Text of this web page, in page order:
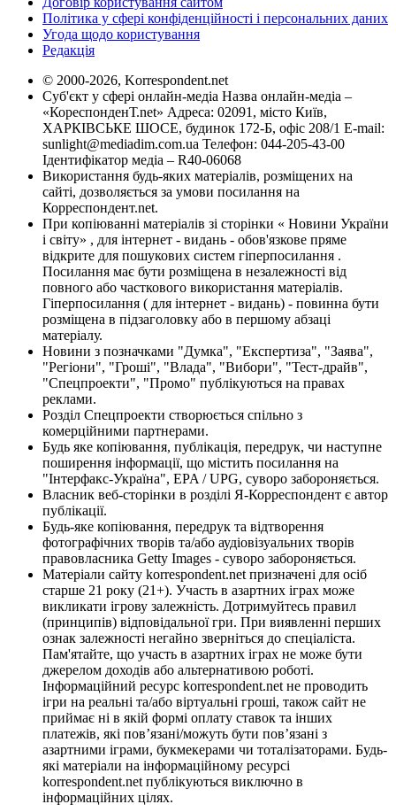
Політика у сфері конфіденційності і персональних даних
Угода щодо користування
Редакція
© 2000-2026, Korrespondent.net
Суб'єкт у сфері онлайн-медіа Назва онлайн-медіа –
«КореспонденТ.net» Адреса: 02091, місто Київ,
ХАРКІВСЬКЕ ШОСЕ, будинок 172-Б, офіс 208/1 E-mail:
sunlight@mediadim.com.ua Телефон: 044-205-43-00
Ідентифікатор медіа – R40-06068
Використання будь-яких матеріалів, розміщених на
сайті, дозволяється за умови посилання на
Корреспондент.net.
При копіюванні матеріалів зі сторінки « Новини України
і світу» , для інтернет - видань - обов'язкове пряме
відкрите для пошукових систем гіперпосилання .
Посилання має бути розміщена в незалежності від
повного або часткового використання матеріалів.
Гіперпосилання ( для інтернет - видань) - повинна бути
розміщена в підзаголовку або в першому абзаці
матеріалу.
Новини з позначками "Думка", "Експертиза", "Заява",
"Регіони", "Гроші", "Влада", "Вибори", "Тест-драйв",
"Спецпроекти", "Промо" публікуються на правах
реклами.
Розділ Спецпроекти створюється спільно з
комерційними партнерами.
Будь яке копіювання, публікація, передрук, чи наступне
поширення інформації, що містить посилання на
"Інтерфакс-Україна", EPA / UPG, суворо забороняється.
Власник веб-сторінки в розділі Я-Корреспондент є автор
публікації.
Будь-яке копіювання, передрук та відтворення
фотографічних творів та/або аудіовізуальних творів
правовласника Getty Images - суворо забороняється.
Матеріали сайту korrespondent.net призначені для осіб
старше 21 року (21+). Участь в азартних іграх може
викликати ігрову залежність. Дотримуйтесь правил
(принципів) відповідальної гри. При виявленні перших
ознак залежності негайно зверніться до спеціаліста.
Пам'ятайте, що участь в азартних іграх не може бути
джерелом доходів або альтернативою роботі.
Інформаційний ресурс korrespondent.net не проводить
ігри на реальні та/або віртуальні гроші, також сайт не
приймає ні в якій формі оплату ставок та інших
платежів, які пов’язані/можуть бути пов’язані з
азартними іграми, букмекерами чи тоталізаторами. Будь-
які матеріали на інформаційному ресурсі
korrespondent.net публікуються виключно в
інформаційних цілях.